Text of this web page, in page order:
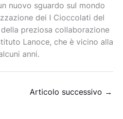
nuovo sguardo sul mondo
dei I Cioccolati del
preziosa collaborazione
Lanoce, che è vicino alla
anni.
Articolo successivo →